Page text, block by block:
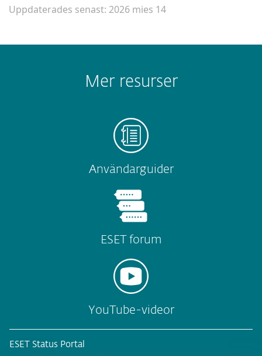
Uppdaterades senast: 2026 mies 14
Mer resurser
Användarguider
ESET forum
YouTube-videor
ESET Status Portal